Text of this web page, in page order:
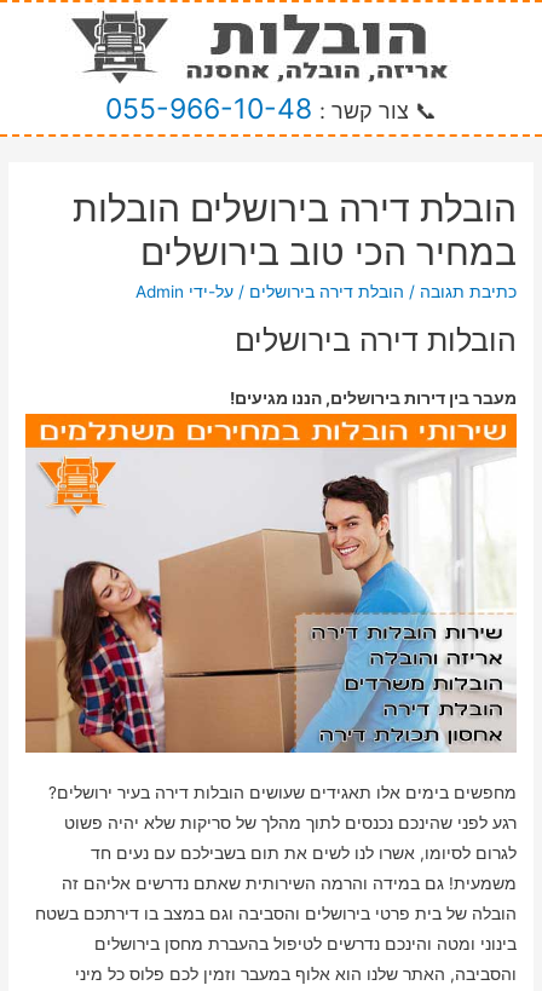
📞 צור קשר : 055-966-10-48
הובלת דירה בירושלים הובלות
במחיר הכי טוב בירושלים
כתיבת תגובה / הובלת דירה בירושלים / על-ידי Admin
הובלות דירה בירושלים
מעבר בין דירות בירושלים, הננו מגיעים!
מחפשים בימים אלו תאגידים שעושים הובלות דירה בעיר ירושלים?
רגע לפני שהינכם נכנסים לתוך מהלך של סריקות שלא יהיה פשוט
לגרום לסיומו, אשרו לנו לשים את תום בשבילכם עם נעים חד
משמעית! גם במידה והרמה השירותית שאתם נדרשים אליהם זה
הובלה של בית פרטי בירושלים והסביבה וגם במצב בו דירתכם בשטח
בינוני ומטה והינכם נדרשים לטיפול בהעברת מחסן בירושלים
והסביבה, האתר שלנו הוא אלוף במעבר וזמין לכם פלוס כל מיני